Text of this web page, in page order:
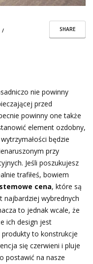
SHARE
/
nie powinny
przed
powinny one także
element ozdobny,
będzie
przy
Jeśli poszukujesz
trafiłeś, bowiem
cena, które są
najbardziej wybrednych
to jednak wcale, że
ich design jest
produkty to konstrukcje
się czerwieni i pluje
postawić na nasze